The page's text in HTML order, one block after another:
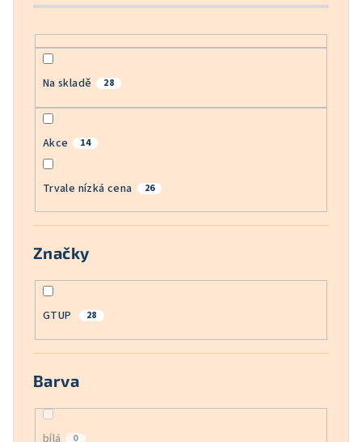
Na skladě 28
Akce 14
Trvale nízká cena 26
Značky
GTUP 28
Barva
0